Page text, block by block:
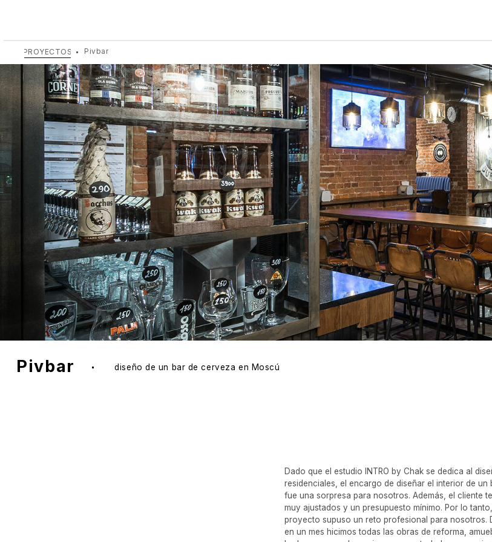
PROYECTOS Pivbar
Pivbar diseño de un bar de cerveza en Moscú
Dado que el estudio INTRO by Chak se dedica al diseño de
muy ajustados y un presupuesto mínimo. Por lo tanto, trabajar en este